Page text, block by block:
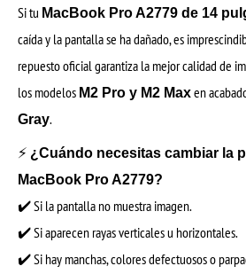
Si tu MacBook Pro A2779 de 14
caída y la pantalla se ha dañado, es
repuesto oficial garantiza la mejor calidad de
los modelos M2 Pro y M2 Maxen
Gray.
⚡ ¿Cuándo necesitas cambiar la
MacBook Pro A2779?
✔️ Si la pantalla no muestra imagen.
✔️ Si aparecen rayas verticales u horizontales.
✔️ Si hay manchas, colores defectuosos o